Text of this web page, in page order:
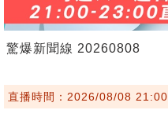
驚爆新聞線 20260808
直播時間：2026/08/08 21:00